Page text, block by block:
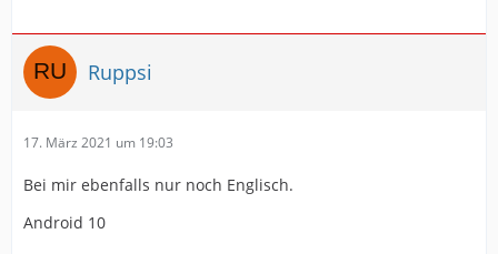
Ruppsi
17. März 2021 um 19:03
Bei mir ebenfalls nur noch Englisch.
Android 10